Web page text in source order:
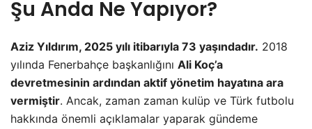
Şu Anda Ne Yapıyor?
Aziz Yıldırım, 2025 yılı itibarıyla 73 yaşındadır. 2018
yılında Fenerbahçe başkanlığını Ali Koç’a
devretmesinin ardından aktif yönetim hayatına ara
vermiştir. Ancak, zaman zaman kulüp ve Türk futbolu
hakkında önemli açıklamalar yaparak gündeme